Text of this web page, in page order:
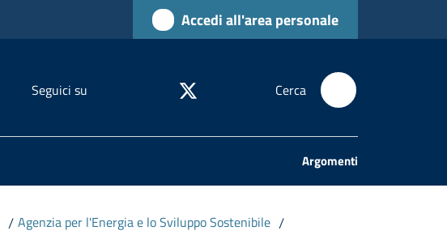
Accedi all'area personale
Seguici su Cerca
Argomenti
/ Agenzia per l'Energia e lo Sviluppo Sostenibile /